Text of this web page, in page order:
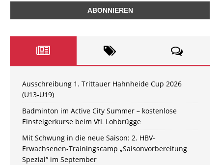
Ausschreibung 1. Trittauer Hahnheide Cup 2026
(U13-U19)
Badminton im Active City Summer – kostenlose
Einsteigerkurse beim VfL Lohbrügge
Mit Schwung in die neue Saison: 2. HBV-
Erwachsenen-Trainingscamp „Saisonvorbereitung
Spezial“ im September